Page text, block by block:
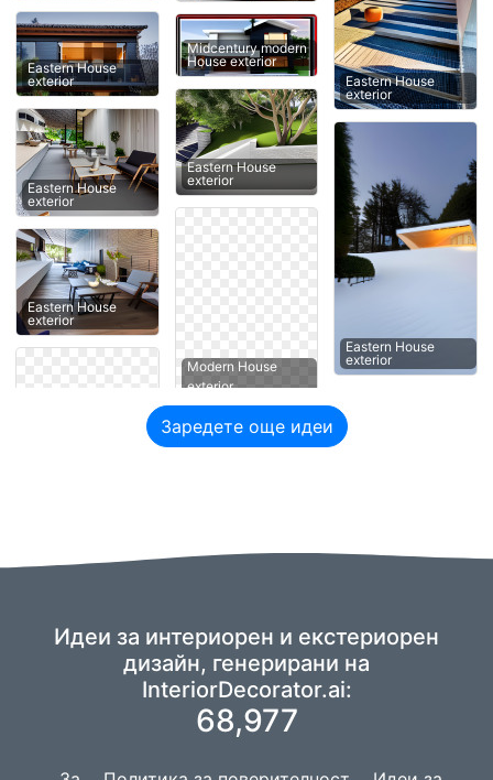
Eastern House
exterior
Eastern House
exterior
Eastern House
exterior
Midcentury modern
House exterior
Eastern House
exterior
Modern House
exterior
Eastern House
exterior
Eastern House
exterior
Заредете още идеи
Идеи за интериорен и екстериорен
дизайн, генерирани на
InteriorDecorator.ai:
68,977